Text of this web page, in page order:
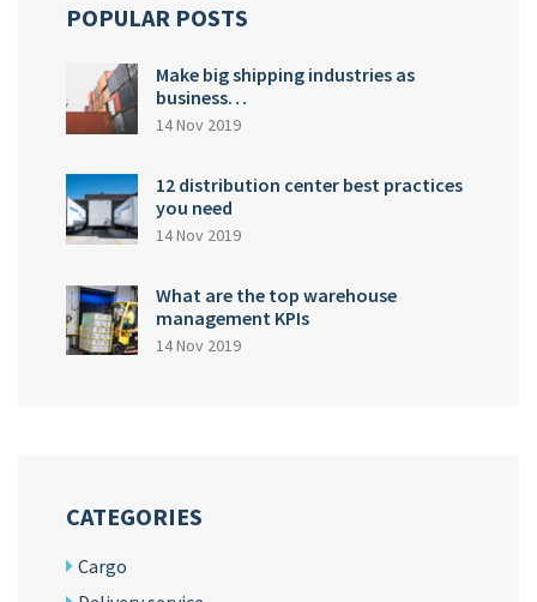
POPULAR POSTS
Make big shipping industries as
business…
14 Nov 2019
12 distribution center best practices
you need
14 Nov 2019
What are the top warehouse
management KPIs
14 Nov 2019
CATEGORIES
Cargo